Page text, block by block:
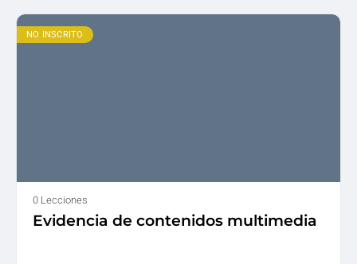
NO INSCRITO
0 Lecciones
Evidencia de contenidos multimedia